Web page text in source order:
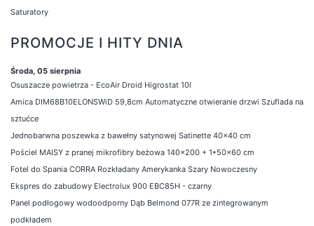
Saturatory
PROMOCJE I HITY DNIA
Środa, 05 sierpnia
Osuszacze powietrza - EcoAir Droid Higrostat 10l
Amica DIM68B10ELONSWiD 59,8cm Automatyczne otwieranie drzwi Szuflada na
sztućce
Jednobarwna poszewka z bawełny satynowej Satinette 40x40 cm
Pościel MAISY z pranej mikrofibry beżowa 140x200 + 1*50x60 cm
Fotel do Spania CORRA Rozkładany Amerykanka Szary Nowoczesny
Ekspres do zabudowy Electrolux 900 EBC85H - czarny
Panel podłogowy wodoodporny Dąb Belmond 077R ze zintegrowanym
podkładem